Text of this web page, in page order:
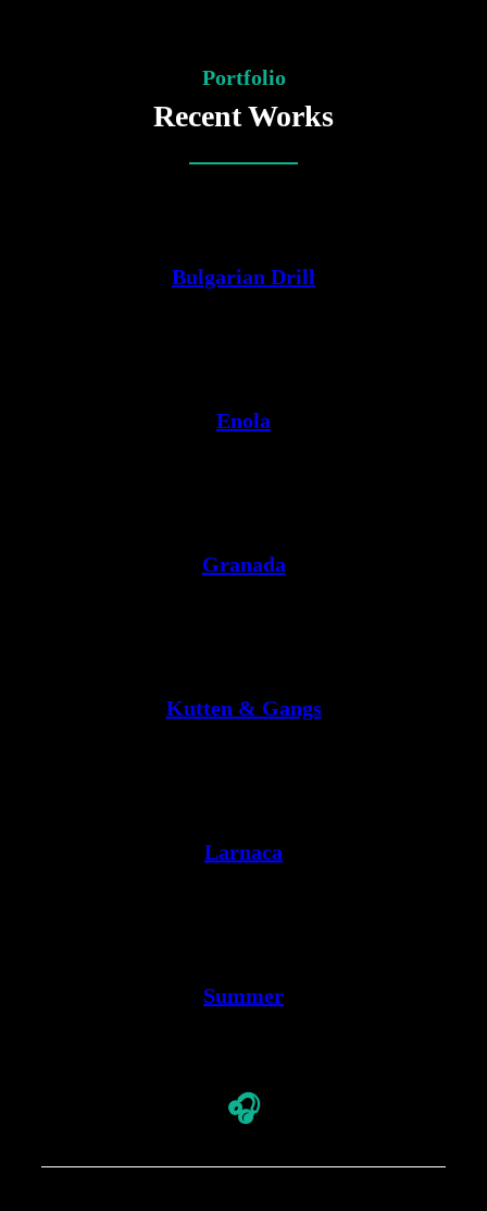
Portfolio
Recent Works
Bulgarian Drill
Enola
Granada
Kutten & Gangs
Larnaca
Summer
🎧